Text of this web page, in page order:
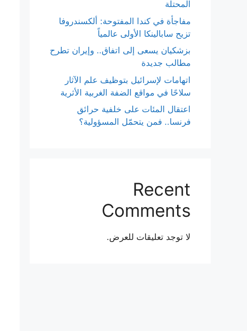
المحتلة
مفاجأة في كندا المفتوحة: ألكسندروفا
تزيح سابالينكا الأولى عالمياً
بزشكيان يسعى إلى اتفاق.. وإيران تطرح
مطالب جديدة
اتهامات لإسرائيل بتوظيف علم الآثار
سلاحًا في مواقع الضفة الغربية الأثرية
اعتقال المئات على خلفية حرائق
فرنسا.. فمن يتحمّل المسؤولية؟
Recent
Comments
لا توجد تعليقات للعرض.